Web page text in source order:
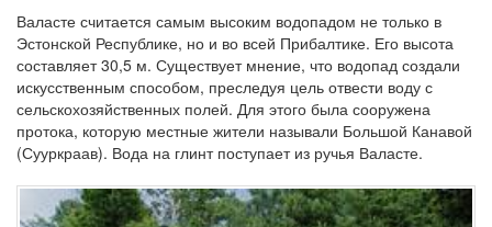
Валасте считается самым высоким водопадом не только в
Эстонской Республике, но и во всей Прибалтике. Его высота
составляет 30,5 м. Существует мнение, что водопад создали
искусственным способом, преследуя цель отвести воду с
сельскохозяйственных полей. Для этого была сооружена
протока, которую местные жители называли Большой Канавой
(Сууркраав). Вода на глинт поступает из ручья Валасте.